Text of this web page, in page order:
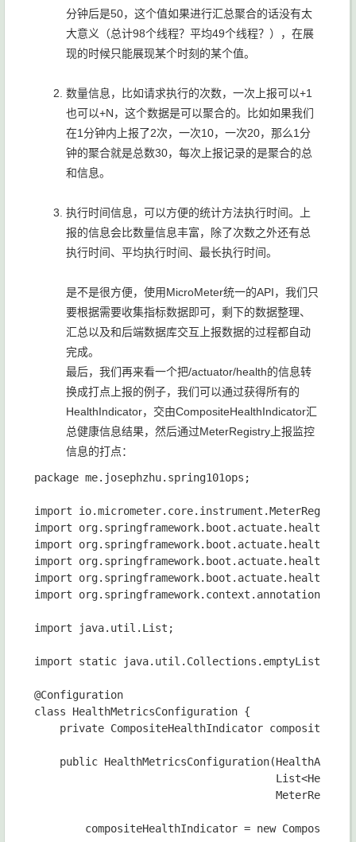
分钟后是50，这个值如果进行汇总聚合的话没有太
大意义（总计98个线程？平均49个线程？），在展
现的时候只能展现某个时刻的某个值。
数量信息，比如请求执行的次数，一次上报可以+1
也可以+N，这个数据是可以聚合的。比如如果我们
在1分钟内上报了2次，一次10，一次20，那么1分
钟的聚合就是总数30，每次上报记录的是聚合的总
和信息。
执行时间信息，可以方便的统计方法执行时间。上
报的信息会比数量信息丰富，除了次数之外还有总
执行时间、平均执行时间、最长执行时间。
是不是很方便，使用MicroMeter统一的API，我们只
要根据需要收集指标数据即可，剩下的数据整理、
汇总以及和后端数据库交互上报数据的过程都自动
完成。
最后，我们再来看一个把/actuator/health的信息转
换成打点上报的例子，我们可以通过获得所有的
HealthIndicator，交由CompositeHealthIndicator汇
总健康信息结果，然后通过MeterRegistry上报监控
信息的打点：
package me.josephzhu.spring101ops;
import
import
import
import
import
import
import java.util.List;
import static java.util.Collections.emptyList;
@Configuration
class HealthMetricsConfiguration {
private CompositeHealthIndicator
public
compositeHealthIndicator = new